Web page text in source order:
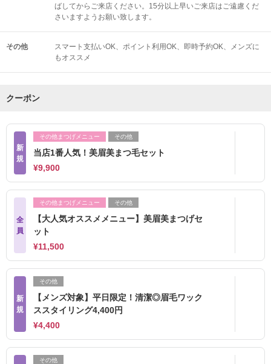
ばしてからご来店ください。15分以上早いご来店はご遠慮くだ
さいますようお願い致します。
その他 スマート支払いOK ポイント利用OK 即時予約OK
メンズに
もオススメ
クーポン
新
規
その他まつげメニュー その他
当店1番人気！美眉美まつ毛セット
¥9,900
全
員
その他まつげメニュー その他
【大人気オススメメニュー】美眉美まつげセ
ット
¥11,500
新
規
その他
【メンズ対象】平日限定！清潔◎眉毛ワック
ススタイリング4,400円
¥4,400
その他